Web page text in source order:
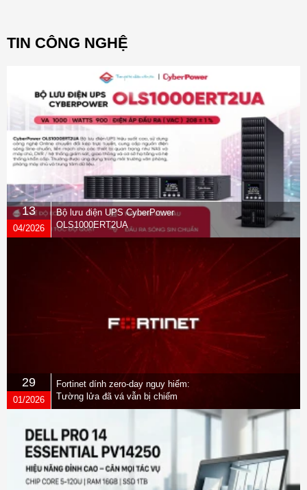
TIN CÔNG NGHỆ
13
04/2026
Bộ lưu điện UPS CyberPower
OLS1000ERT2UA
29
01/2026
Fortinet dính zero-day nguy hiểm:
Tường lửa đã vá vẫn bị chiếm
quyền